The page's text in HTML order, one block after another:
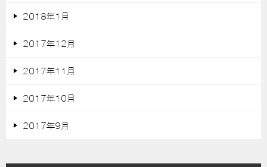
2018年1月
2017年12月
2017年11月
2017年10月
2017年9月